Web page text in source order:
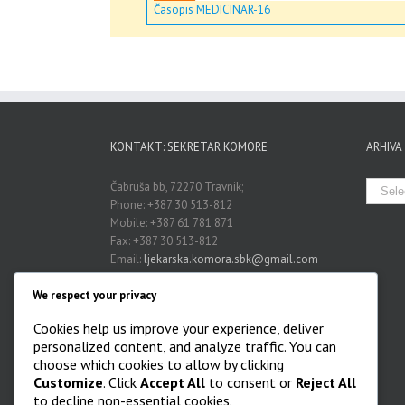
Časopis MEDICINAR-16
KONTAKT: SEKRETAR KOMORE
Čabruša bb, 72270 Travnik;
Phone: +387 30 513-812
Mobile: +387 61 781 871
Fax: +387 30 513-812
Email: ljekarska.komora.sbk@gmail.com
Broj žiro računa Komore. 3389 0022 1030
9231 Uni Credit Bank Travnik
ARHIVA
Arhiva
We respect your privacy
Cookies help us improve your experience, deliver
personalized content, and analyze traffic. You can
choose which cookies to allow by clicking
Customize. Click Accept All to consent or Reject All
to decline non-essential cookies.